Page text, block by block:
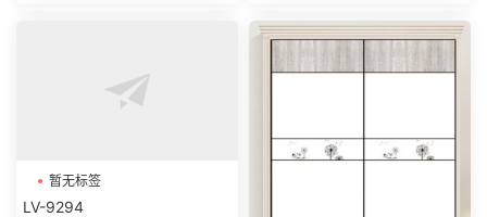
暂无标签
LV-9294